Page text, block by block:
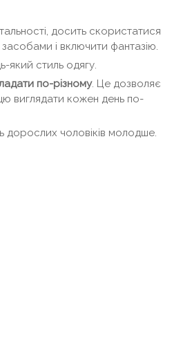
досить скористатися
і включити фантазію.
який стиль одягу.
по-різному. Це дозволяє
виглядати кожен день по-
дорослих чоловіків молодше.